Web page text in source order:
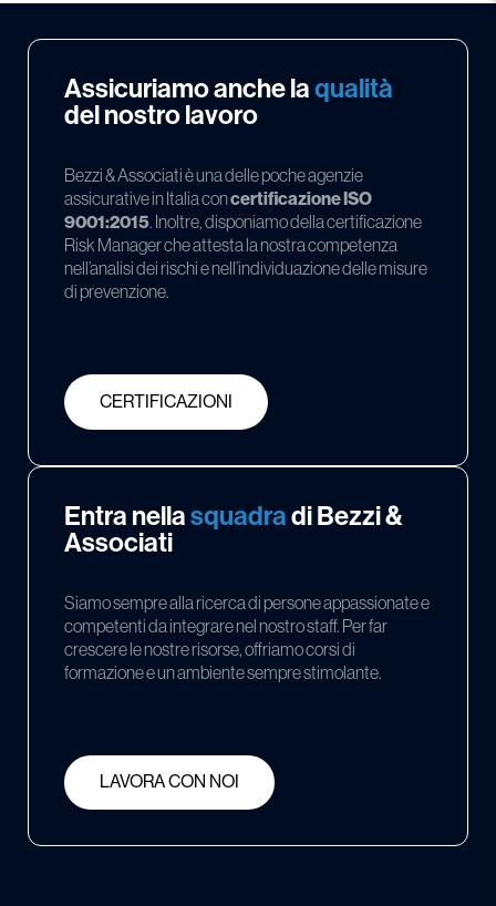
Assicuriamo anche laqualità
del nostro lavoro
Bezzi & Associati è una delle poche agenzie
assicurative in Italia concertificazione ISO
9001:2015. Inoltre, disponiamo della certificazione
Risk Manager che attesta la nostra competenza
nell’analisi dei rischi e nell’individuazione delle misure
di prevenzione.
CERTIFICAZIONI
Entra nellasquadradi Bezzi &
Associati
Siamo sempre alla ricerca di persone appassionate e
competenti da integrare nel nostro staff. Per far
crescere le nostre risorse, offriamo corsi di
formazione e un ambiente sempre stimolante.
LAVORA CON NOI